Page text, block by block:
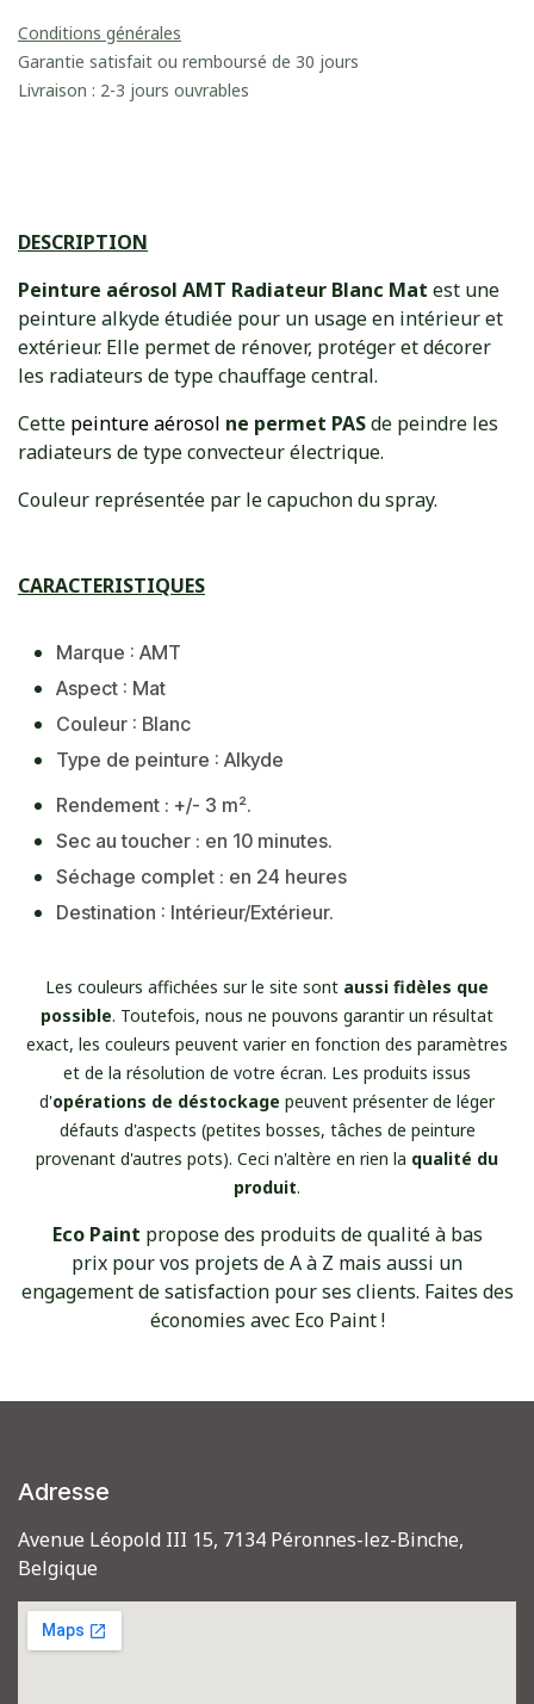
Conditions générales
Garantie satisfait ou remboursé de 30 jours
Livraison : 2-3 jours ouvrables
DESCRIPTION
Peinture aérosol AMT Radiateur Blanc Mat est une
peinture alkyde étudiée pour un usage en intérieur et
extérieur. Elle permet de rénover, protéger et décorer
les radiateurs de type chauffage central.
Cette peinture aérosol ne permet PASde peindre les
radiateurs de type convecteur électrique.
Couleur représentée par le capuchon du spray.
​CARACTERISTIQUES
Marque : AMT
Aspect : Mat
Couleur : Blanc
Type de peinture : Alkyde
Rendement : +/- 3 m².
Sec au toucher : en 10 minutes.
Séchage complet : en 24 heures
Destination : Intérieur/Extérieur.
Les couleurs affichées sur le site sont aussi fidèles que
possible. Toutefois, nous ne pouvons garantir un résultat
exact, les couleurs peuvent varier en fonction des paramètres
et de la résolution de votre écran. Les produits issus
d'opérations de déstockage peuvent présenter de léger
défauts d'aspects (petites bosses, tâches de peinture
provenant d'autres pots). Ceci n'altère en rien la qualité du
produit.
Eco Paint proposedes produits de qualité à bas
prix pour vos projets de A à Z mais aussi un
engagement de satisfaction pour ses clients. Faites des
économies avec Eco Paint !
Adresse
Avenue Léopold III 15, 7134 Péronnes-lez-Binche,
Belgique